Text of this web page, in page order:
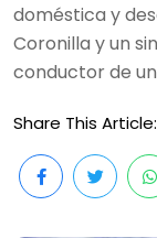
doméstica y
Coronilla y un
conductor de
Share This Article: